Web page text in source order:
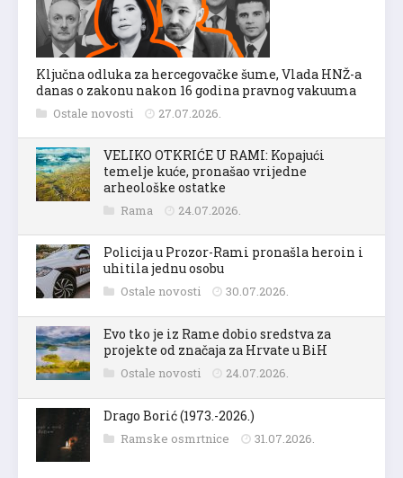
Ključna odluka za hercegovačke šume, Vlada HNŽ-a
danas o zakonu nakon 16 godina pravnog vakuuma
Ostale novosti 27.07.2026.
VELIKO OTKRIĆE U RAMI: Kopajući
temelje kuće, pronašao vrijedne
arheološke ostatke
Rama 24.07.2026.
Policija u Prozor-Rami pronašla heroin i
uhitila jednu osobu
Ostale novosti 30.07.2026.
Evo tko je iz Rame dobio sredstva za
projekte od značaja za Hrvate u BiH
Ostale novosti 24.07.2026.
Drago Borić (1973.-2026.)
Ramske osmrtnice 31.07.2026.